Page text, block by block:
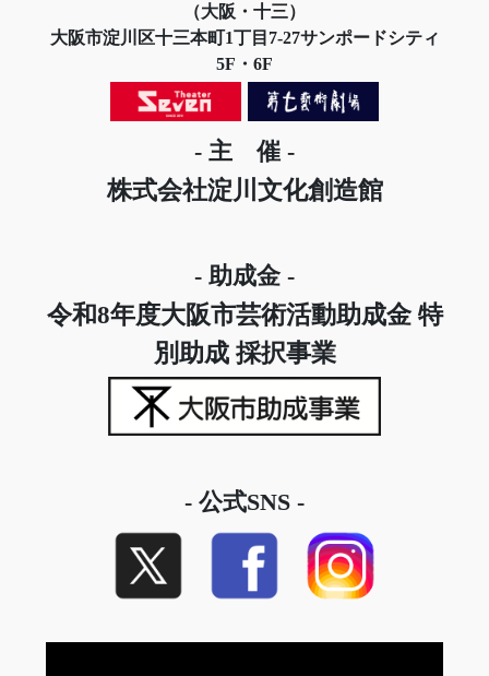
（大阪・十三）
大阪市淀川区十三本町1丁目7-27サンポードシティ
5F・6F
- 主 催 -
株式会社淀川文化創造館
- 助成金 -
令和8年度大阪市芸術活動助成金 特
別助成 採択事業
- 公式SNS -